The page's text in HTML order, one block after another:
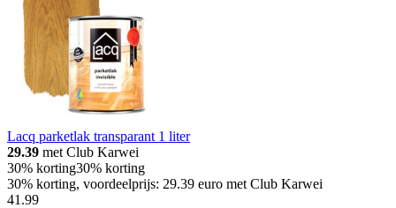
Lacq parketlak transparant 1 liter
29.39 met Club Karwei
30% korting30% korting
30% korting, voordeelprijs: 29.39 euro met Club Karwei
41 .99